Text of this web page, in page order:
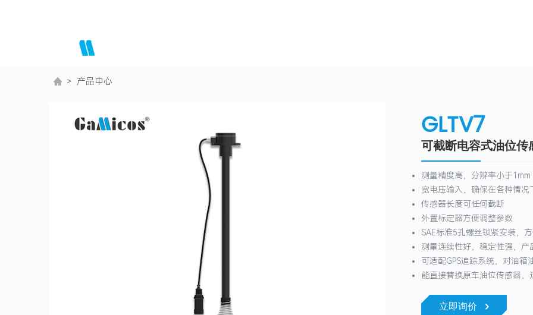
> 产品中心
GLTV7
可截断电容式油位传
测量精度高，分辨率小于1mm
宽电压输入，确保在各种情况
传感器长度可任何截断
外置标定器方便调整参数
SAE标准5孔螺丝锁紧安装，
测量连续性好，稳定性强，产
可适配GPS追踪系统，对油箱
能直接替换原车油位传感器，
立即询价